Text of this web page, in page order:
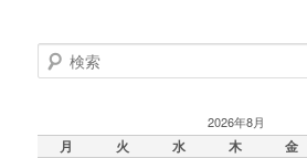
検
索
2026年8月
月 火 水 木 金